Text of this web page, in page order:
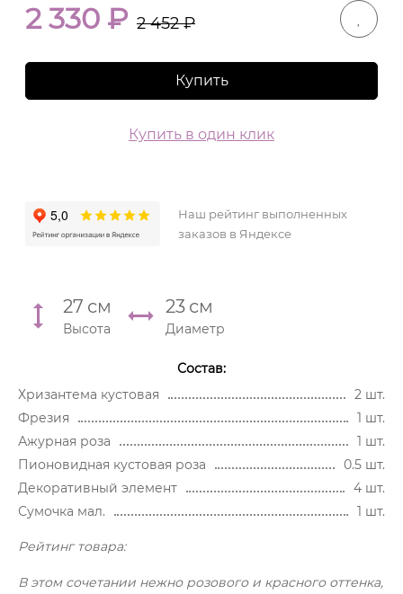
2 330 ₽ 2 452₽
Купить
Купить в один клик
Наш рейтинг выполненных
заказов в Яндексе
27 см
Высота
23 см
Диаметр
Состав:
Хризантема кустовая
2 шт.
Фрезия
1 шт.
Ажурная роза
1 шт.
Пионовидная кустовая роза
0.5 шт.
Декоративный элемент
4 шт.
Сумочка мал.
1 шт.
Рейтинг товара:
В этом сочетании нежно розового и красного оттенка,